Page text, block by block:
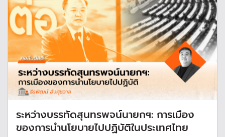
ระหว่างบรรทัดสุนทรพจน์นายกฯ: การเมือง
ของการนำนโยบายไปปฏิบัติในประเทศไทย